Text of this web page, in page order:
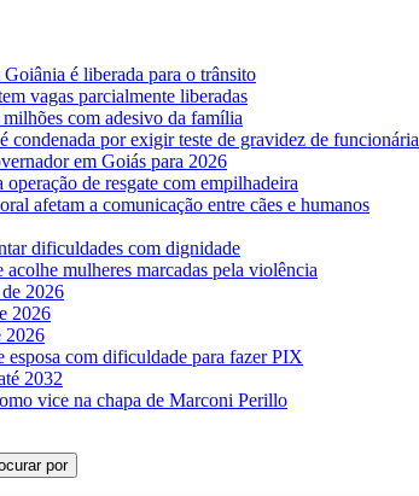
é liberada para o trânsito
vagas parcialmente liberadas
com adesivo da família
condenada por exigir teste de gravidez de funcionária
em Goiás para 2026
de resgate com empilhadeira
afetam a comunicação entre cães e humanos
dificuldades com dignidade
mulheres marcadas pela violência
2026
2026
2026
com dificuldade para fazer PIX
2032
vice na chapa de Marconi Perillo
por